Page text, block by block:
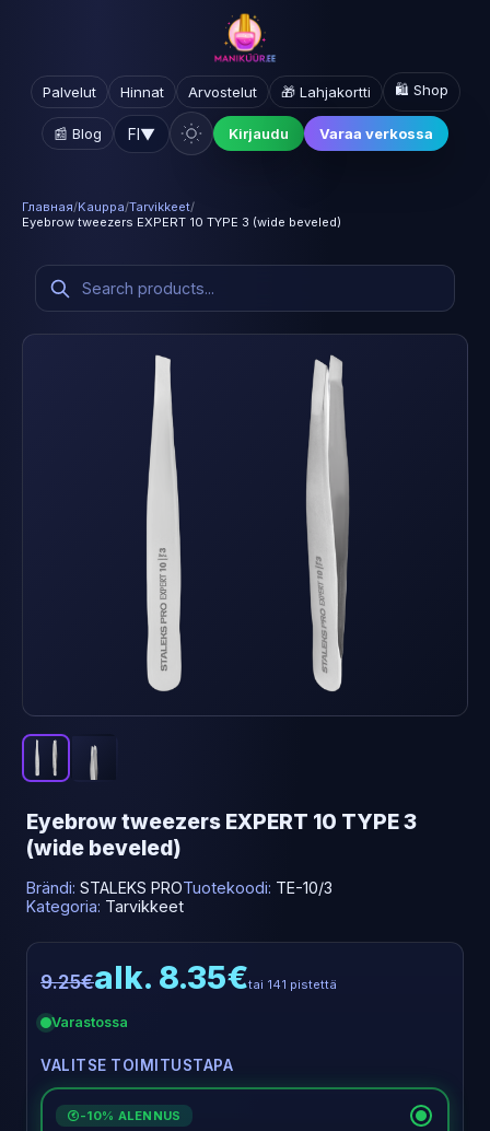
Palvelut Hinnat Arvostelut 🎁 Lahjakortti 🛍️ Shop
📰 Blog FI▼ Kirjaudu Varaa verkossa
Главная/Kauppa/Tarvikkeet/
Eyebrow tweezers EXPERT 10 TYPE 3 (wide beveled)
Eyebrow tweezers EXPERT 10 TYPE 3
(wide beveled)
Brändi: STALEKS PROTuotekoodi: TE-10/3
Kategoria: Tarvikkeet
9.25€alk. 8.35€tai 141 pistettä
Varastossa
VALITSE TOIMITUSTAPA
€ -10% ALENNUS